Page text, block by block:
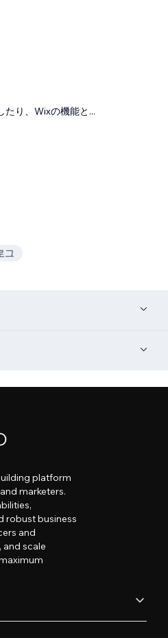
たり、Wixの機能と ...
그
platform
marketers.
robust business
and
and scale